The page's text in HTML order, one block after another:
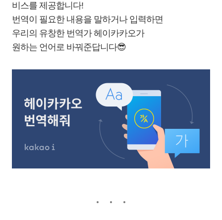
비스를 제공합니다!
번역이 필요한 내용을 말하거나 입력하면
우리의 유창한 번역가 헤이카카오가
원하는 언어로 바꿔준답니다😎